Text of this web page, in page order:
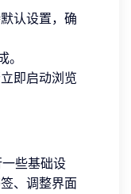
认设置，确
。
即启动浏览
些基础设
、调整界面